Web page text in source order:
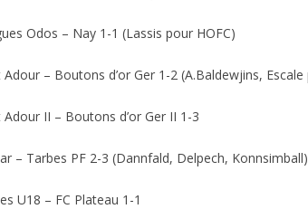
Odos – Nay 1-1 (Lassis pour HOFC)
Adour – Boutons d’or Ger 1-2 (A.Baldewjins, Escale
Adour II – Boutons d’or Ger II 1-3
– Tarbes PF 2-3 (Dannfald, Delpech, Konnsimball)
U18 – FC Plateau 1-1